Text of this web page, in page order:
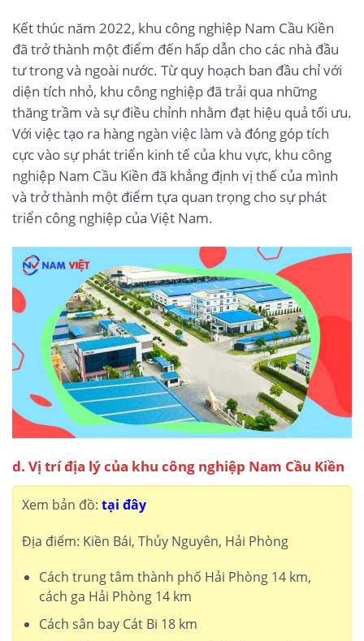
Kết thúc năm 2022, khu công nghiệp Nam Cầu Kiền
đã trở thành một điểm đến hấp dẫn cho các nhà đầu
tư trong và ngoài nước. Từ quy hoạch ban đầu chỉ với
diện tích nhỏ, khu công nghiệp đã trải qua những
thăng trầm và sự điều chỉnh nhằm đạt hiệu quả tối ưu.
Với việc tạo ra hàng ngàn việc làm và đóng góp tích
cực vào sự phát triển kinh tế của khu vực, khu công
nghiệp Nam Cầu Kiền đã khẳng định vị thế của mình
và trở thành một điểm tựa quan trọng cho sự phát
triển công nghiệp của Việt Nam.
d. Vị trí địa lý của khu công nghiệp Nam Cầu Kiền
Xem bản đồ: tại đây
Địa điểm: Kiền Bái, Thủy Nguyên, Hải Phòng
Cách trung tâm thành phố Hải Phòng 14 km,
cách ga Hải Phòng 14 km
Cách sân bay Cát Bi 18 km